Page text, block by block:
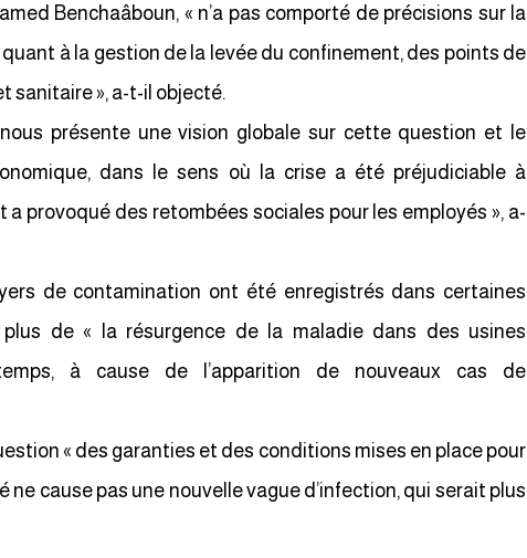
Benchaâboun, « n’a pas comporté de précisions sur la
à la gestion de la levée du confinement, des points de
sanitaire », a-t-il objecté.
présente une vision globale sur cette question et le
dans le sens où la crise a été préjudiciable à
a provoqué des retombées sociales pour les employés », a-
de contamination ont été enregistrés dans certaines
de « la résurgence de la maladie dans des usines
à cause de l’apparition de nouveaux cas de
« des garanties et des conditions mises en place pour
ne cause pas une nouvelle vague d’infection, qui serait plus